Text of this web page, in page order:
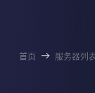
首页 服务器列